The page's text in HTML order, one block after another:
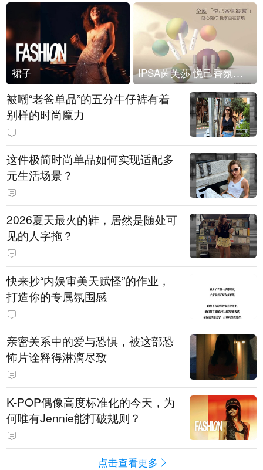
裙子 IPSA茵芙莎 悦己香氛凝露上市
被嘲“老爸单品”的五分牛仔裤有着
别样的时尚魔力
这件极简时尚单品如何实现适配多
元生活场景？
2026夏天最火的鞋，居然是随处可
见的人字拖？
快来抄“内娱审美天赋怪”的作业，
打造你的专属氛围感
亲密关系中的爱与恐惧，被这部恐
怖片诠释得淋漓尽致
K-POP偶像高度标准化的今天，为
何唯有Jennie能打破规则？
点击查看更多